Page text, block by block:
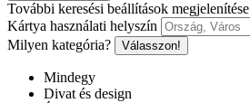
További keresési beállítások megjelenítése
Kártya használati helyszín
Milyen kategória?
Válasszon!
Mindegy
Divat és design